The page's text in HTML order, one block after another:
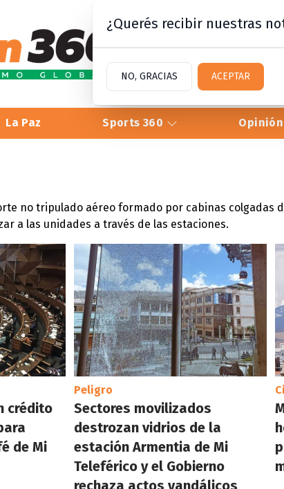
La Paz Sports 360 Opinión
no tripulado aéreo formado por cabinas colgadas
a las unidades a través de las estaciones.
crédito
de Mi
Peligro
Sectores movilizados
destrozan vidrios de la
estación Armentia de Mi
Teleférico y el Gobierno
rechaza actos vandálicos
¿Querés recibir nuestras
NO, GRACIAS ACEPTAR